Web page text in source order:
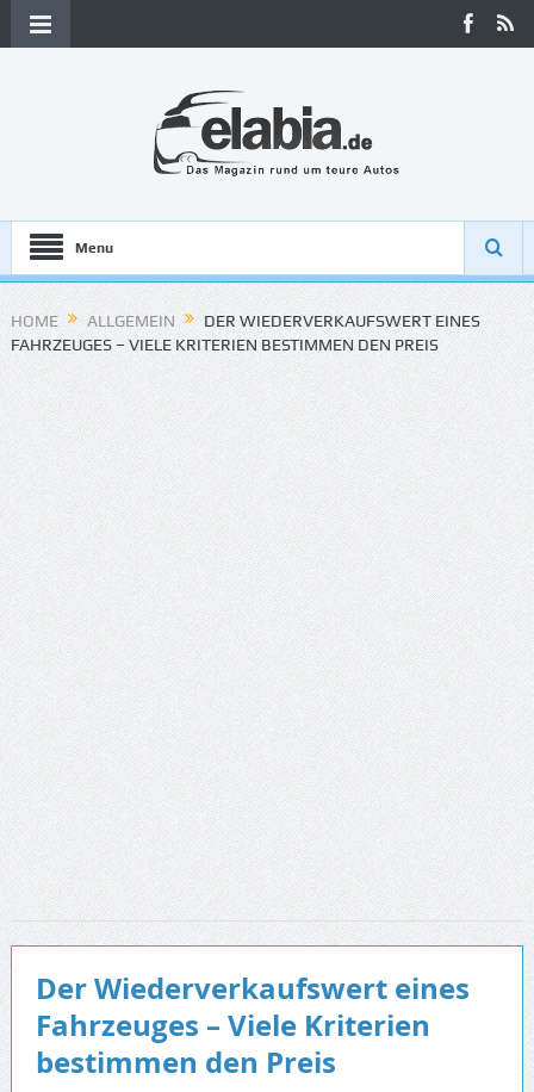
Menu
HOME ALLGEMEIN
DER WIEDERVERKAUFSWERT EINES
FAHRZEUGES – VIELE KRITERIEN BESTIMMEN DEN PREIS
Der Wiederverkaufswert eines
Fahrzeuges – Viele Kriterien
bestimmen den Preis